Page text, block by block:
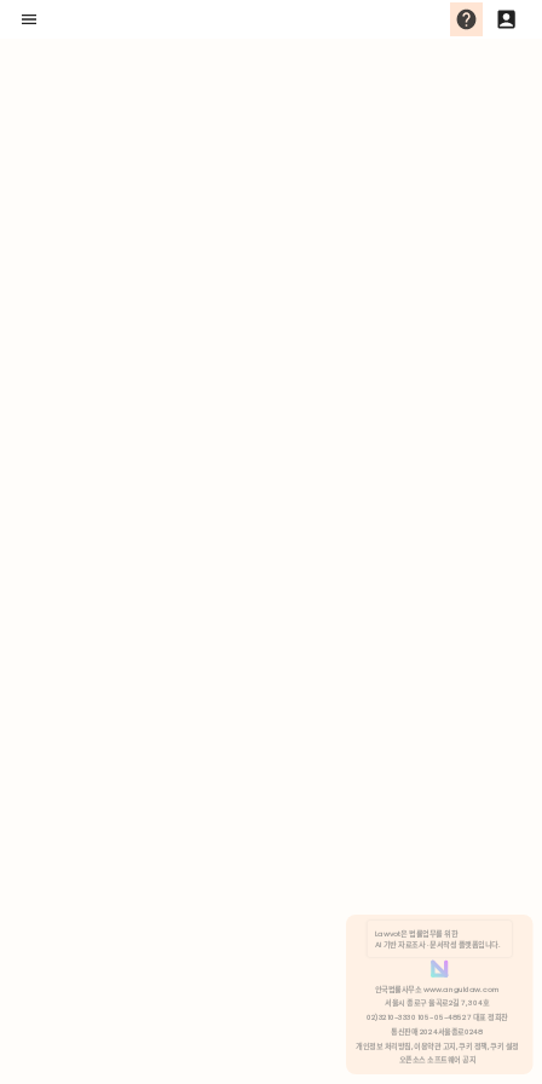
분석 쿠키 허용
Lawvot은 법률업무를 위한
AI 기반 자료조사 · 문서작성 플랫폼입니다.
안국법률사무소 www.anguklaw.com
서울시 종로구 율곡로2길 7, 304호
02)3210-3330 105-05-48527 대표 정희찬
통신판매 2024서울종로0248
개인정보 처리방침, 이용약관 고지, 쿠키 정책, 쿠키 설정
오픈소스 소프트웨어 공지